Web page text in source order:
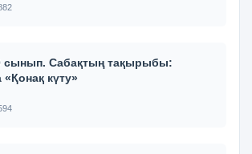
сынып. Сабақтың тақырыбы:
күту»